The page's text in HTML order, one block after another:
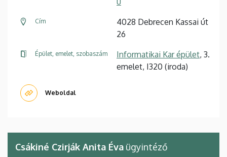
Cím
4028 Debrecen Kassai út
26
Épület, emelet, szobaszám Informatikai Kar épület, 3.
emelet, I320 (iroda)
Weboldal
Csákiné Czirják Anita Éva ügyintéző